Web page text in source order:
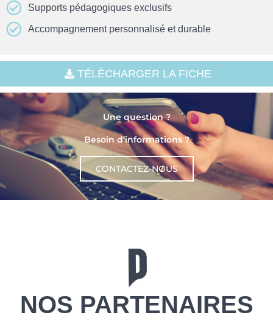
Supports pédagogiques exclusifs
Accompagnement personnalisé et durable
TÉLÉCHARGER LA FICHE
Une question ?
Besoin d’informations ?
CONTACTEZ-NOUS
NOS PARTENAIRES